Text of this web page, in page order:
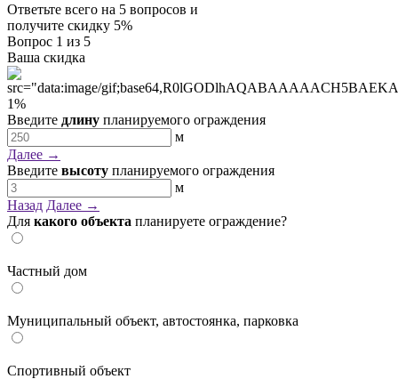
Ответьте всего на 5 вопросов и
получите скидку 5%
Вопрос 1 из 5
Ваша скидка
1%
Введите длину планируемого ограждения
м
Далее →
Введите высоту планируемого ограждения
м
Назад Далее →
Для какого объекта планируете ограждение?
Частный дом
Муниципальный объект, автостоянка, парковка
Спортивный объект